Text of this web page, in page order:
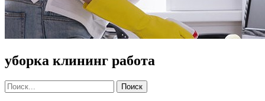
уборка клининг работа